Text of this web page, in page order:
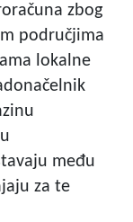
zbog
područjima
lokalne
među
za te